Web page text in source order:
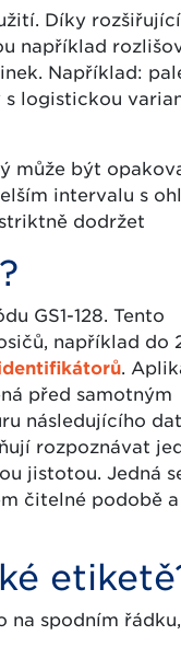
Díky
například
Například:
logistickou
může být
intervalu s
dodržet
GS1-128. Tento
například do
.
před samotným
následujícího
rozpoznávat
jistotou. Jedná
čitelné podobě
na spodním